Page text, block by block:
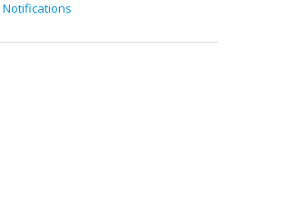
Notifications